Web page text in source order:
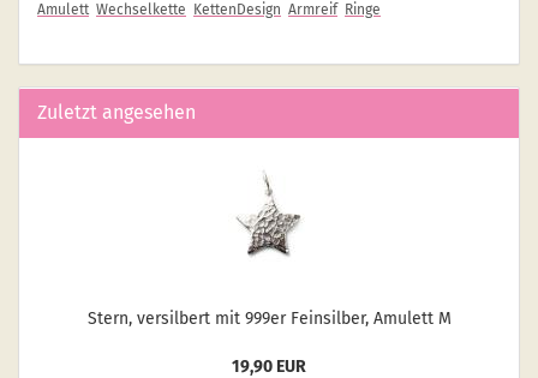
Amulett Wechselkette KettenDesign Armreif Ringe
Zuletzt angesehen
Stern, ver­sil­bert mit 999er Fein­sil­ber, Amu­lett M
19,90 EUR